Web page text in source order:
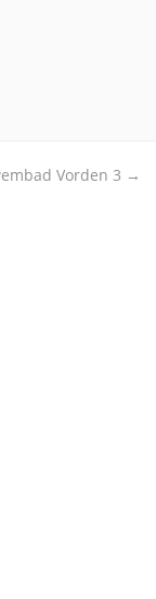
Vorden 3 →